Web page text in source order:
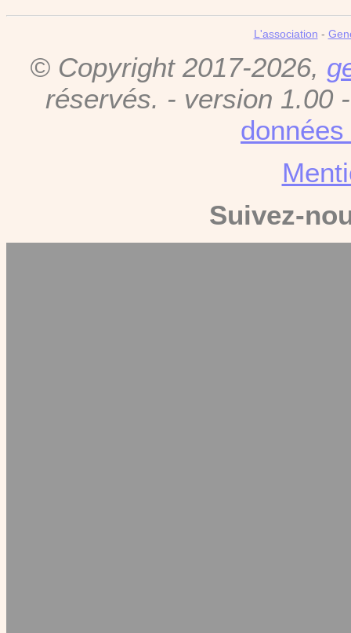
L'association -
© Copyright 2017-2026,
réservés. - version 1.00
Suivez-